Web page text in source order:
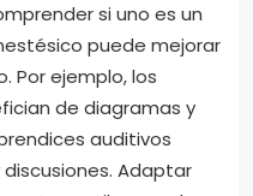
si uno es un
puede mejorar
Por ejemplo, los
de diagramas y
auditivos
Adaptar